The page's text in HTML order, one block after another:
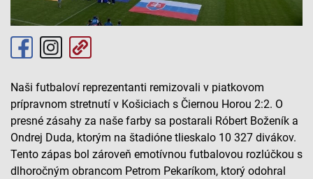
Naši futbaloví reprezentanti remizovali v piatkovom
prípravnom stretnutí v Košiciach s Čiernou Horou 2:2. O
presné zásahy za naše farby sa postarali Róbert Boženík a
Ondrej Duda, ktorým na štadióne tlieskalo 10 327 divákov.
Tento zápas bol zároveň emotívnou futbalovou rozlúčkou s
dlhoročným obrancom Petrom Pekaríkom, ktorý odohral